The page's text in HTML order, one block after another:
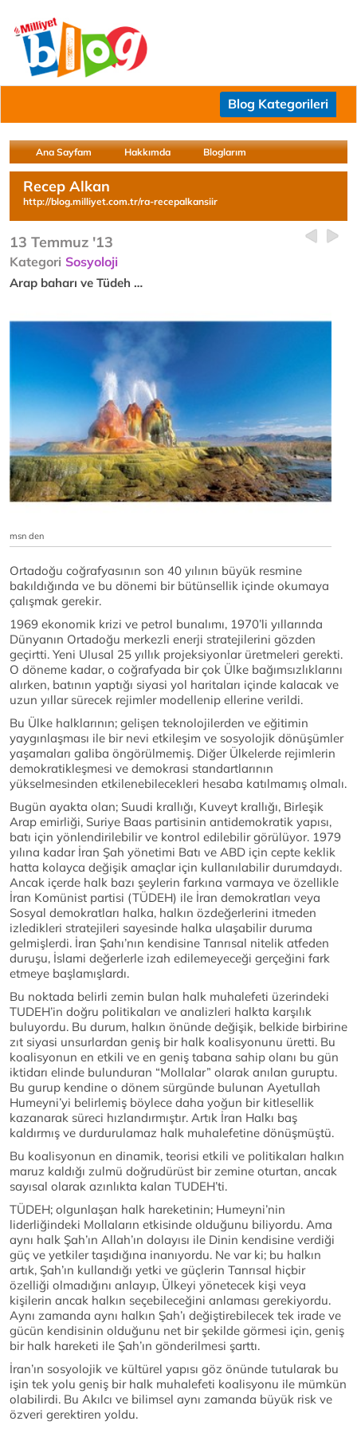
Blog Kategorileri
Ana Sayfam Hakkımda Bloglarım
Recep Alkan
http://blog.milliyet.com.tr/ra-recepalkansiir
13 Temmuz '13
Kategori Sosyoloji
Arap baharı ve Tüdeh …
msn den
Ortadoğu coğrafyasının son 40 yılının büyük resmine
bakıldığında ve bu dönemi bir bütünsellik içinde okumaya
çalışmak gerekir.
1969 ekonomik krizi ve petrol bunalımı, 1970’li yıllarında
Dünyanın Ortadoğu merkezli enerji stratejilerini gözden
geçirtti. Yeni Ulusal 25 yıllık projeksiyonlar üretmeleri gerekti.
O döneme kadar, o coğrafyada bir çok Ülke bağımsızlıklarını
alırken, batının yaptığı siyasi yol haritaları içinde kalacak ve
uzun yıllar sürecek rejimler modellenip ellerine verildi.
Bu Ülke halklarının; gelişen teknolojilerden ve eğitimin
yaygınlaşması ile bir nevi etkileşim ve sosyolojik dönüşümler
yaşamaları galiba öngörülmemiş. Diğer Ülkelerde rejimlerin
demokratikleşmesi ve demokrasi standartlarının
yükselmesinden etkilenebilecekleri hesaba katılmamış olmalı.
Bugün ayakta olan; Suudi krallığı, Kuveyt krallığı, Birleşik
Arap emirliği, Suriye Baas partisinin antidemokratik yapısı,
batı için yönlendirilebilir ve kontrol edilebilir görülüyor. 1979
yılına kadar İran Şah yönetimi Batı ve ABD için cepte keklik
hatta kolayca değişik amaçlar için kullanılabilir durumdaydı.
Ancak içerde halk bazı şeylerin farkına varmaya ve özellikle
İran Komünist partisi (TÜDEH) ile İran demokratları veya
Sosyal demokratları halka, halkın özdeğerlerini itmeden
izledikleri stratejileri sayesinde halka ulaşabilir duruma
gelmişlerdi. İran Şahı’nın kendisine Tanrısal nitelik atfeden
duruşu, İslami değerlerle izah edilemeyeceği gerçeğini fark
etmeye başlamışlardı.
Bu noktada belirli zemin bulan halk muhalefeti üzerindeki
TUDEH’in doğru politikaları ve analizleri halkta karşılık
buluyordu. Bu durum, halkın önünde değişik, belkide birbirine
zıt siyasi unsurlardan geniş bir halk koalisyonunu üretti. Bu
koalisyonun en etkili ve en geniş tabana sahip olanı bu gün
iktidarı elinde bulunduran “Mollalar” olarak anılan guruptu.
Bu gurup kendine o dönem sürgünde bulunan Ayetullah
Humeyni’yi belirlemiş böylece daha yoğun bir kitlesellik
kazanarak süreci hızlandırmıştır. Artık İran Halkı baş
kaldırmış ve durdurulamaz halk muhalefetine dönüşmüştü.
Bu koalisyonun en dinamik, teorisi etkili ve politikaları halkın
maruz kaldığı zulmü doğrudürüst bir zemine oturtan, ancak
sayısal olarak azınlıkta kalan TUDEH’ti.
TÜDEH; olgunlaşan halk hareketinin; Humeyni’nin
liderliğindeki Mollaların etkisinde olduğunu biliyordu. Ama
aynı halk Şah’ın Allah’ın dolayısı ile Dinin kendisine verdiği
güç ve yetkiler taşıdığına inanıyordu. Ne var ki; bu halkın
artık, Şah’ın kullandığı yetki ve güçlerin Tanrısal hiçbir
özelliği olmadığını anlayıp, Ülkeyi yönetecek kişi veya
kişilerin ancak halkın seçebileceğini anlaması gerekiyordu.
Aynı zamanda aynı halkın Şah’ı değiştirebilecek tek irade ve
gücün kendisinin olduğunu net bir şekilde görmesi için, geniş
bir halk hareketi ile Şah’ın gönderilmesi şarttı.
İran’ın sosyolojik ve kültürel yapısı göz önünde tutularak bu
işin tek yolu geniş bir halk muhalefeti koalisyonu ile mümkün
olabilirdi. Bu Akılcı ve bilimsel aynı zamanda büyük risk ve
özveri gerektiren yoldu.